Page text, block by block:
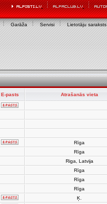
Garāža Servisi Lietotāju saraksts
E-pasts Atrašanās vieta
Rīga
Rīga
Riga, Latvija
Rīga
Rīga
Rīga
Ķ.